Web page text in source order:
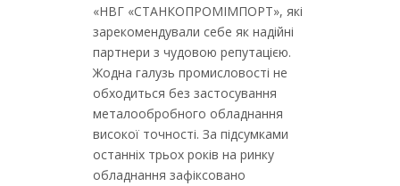
«НВГ «СТАНКОПРОМІМПОРТ», які
зарекомендували себе як надійні
партнери з чудовою репутацією.
Жодна галузь промисловості не
обходиться без застосування
металообробного обладнання
високої точності. За підсумками
останніх трьох років на ринку
обладнання зафіксовано